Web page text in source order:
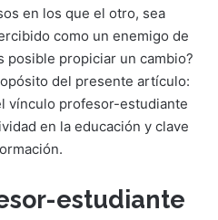
en los que el otro, sea
como un enemigo de
posible propiciar un cambio?
del presente artículo:
vínculo profesor-estudiante
en la educación y clave
estudiante